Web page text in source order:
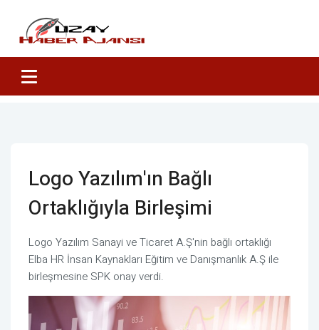
Logo Yazılım'ın Bağlı
Ortaklığıyla Birleşimi
Logo Yazılım Sanayi ve Ticaret A.Ş'nin bağlı ortaklığı
Elba HR İnsan Kaynakları Eğitim ve Danışmanlık A.Ş ile
birleşmesine SPK onay verdi.